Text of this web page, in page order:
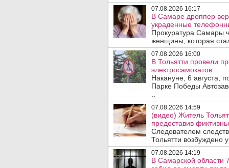
07.08.2026 16:17
В Самаре дроппер
украденные
Прокуратура Самары
женщины, которая
07.08.2026 16:00
В Тольятти провели
электросамокатов .
Накануне, 6 августа,
Парке Победы
07.08.2026 14:59
(видео) Житель
предоставив
Следователем
Тольятти возбуждено
07.08.2026 14:19
В Самарской области